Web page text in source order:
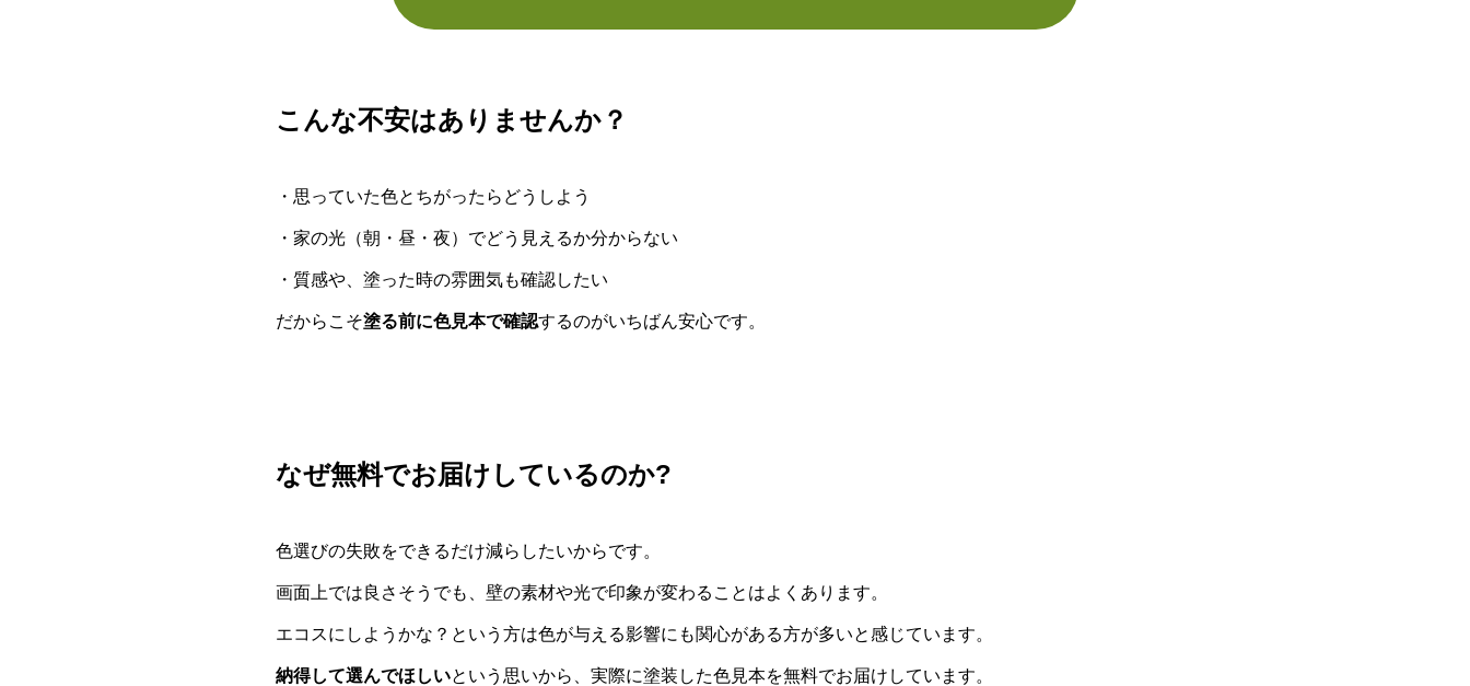
こんな不安はありませんか？
・思っていた色とちがったらどうしよう
・家の光（朝・昼・夜）でどう見えるか分からない
・質感や、塗った時の雰囲気も確認したい
だからこそ塗る前に色見本で確認するのがいちばん安心です。
なぜ無料でお届けしているのか?
色選びの失敗をできるだけ減らしたいからです。
画面上では良さそうでも、壁の素材や光で印象が変わることはよくあります。
エコスにしようかな？という方は色が与える影響にも関心がある方が多いと感じています。
納得して選んでほしいという思いから、実際に塗装した色見本を無料でお届けしています。